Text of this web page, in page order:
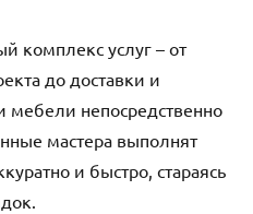
комплекс услуг – от
до доставки и
мебели непосредственно
мастера выполнят
и быстро, стараясь